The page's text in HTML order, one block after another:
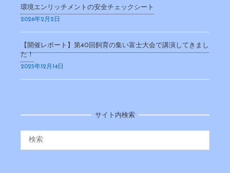
環境エンリッチメントの安全チェックシート
2026年2月2日
【開催レポート】第40回飼育の集い富士大会で講演してきまし
た！
2025年12月14日
サイト内検索